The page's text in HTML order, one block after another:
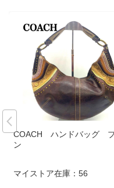
COACH ハンドバッグ
ン
マイストア在庫： 56